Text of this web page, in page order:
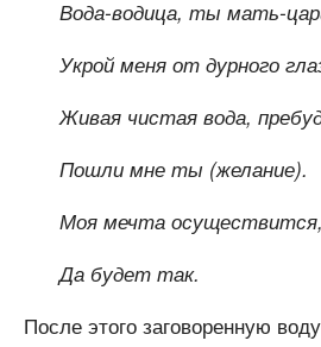
Вода-водица, ты мать-
Укрой меня от дурного
Живая чистая вода,
Пошли мне ты (желание).
Моя мечта
Да будет так.
После этого заговоренную